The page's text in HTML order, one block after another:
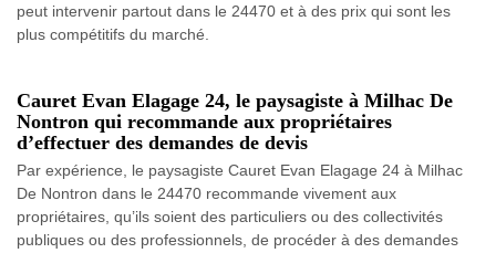
peut intervenir partout dans le 24470 et à des prix qui sont les
plus compétitifs du marché.
Cauret Evan Elagage 24, le paysagiste à Milhac De
Nontron qui recommande aux propriétaires
d’effectuer des demandes de devis
Par expérience, le paysagiste Cauret Evan Elagage 24 à Milhac
De Nontron dans le 24470 recommande vivement aux
propriétaires, qu’ils soient des particuliers ou des collectivités
publiques ou des professionnels, de procéder à des demandes